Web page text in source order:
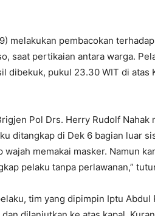
melakukan pembacokan
saat pertikaian antara warga.
dibekuk, pukul 23.30 WIT di atas
Pol Drs. Herry Rudolf Nahak
ditangkap di Dek 6 bagian luar
memakai masker. Namun
pelaku tanpa perlawanan,”
tim yang dipimpin Iptu Abdul